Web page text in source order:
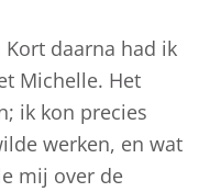
daarna had ik
Michelle. Het
ik kon precies
werken, en wat
mij over de